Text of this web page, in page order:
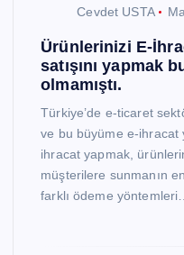
Cevdet USTA
Ürünlerinizi E-
satışını yapmak
olmamıştı.
Türkiye’de e-ticaret
ve bu büyüme e-ihracat
ihracat yapmak,
müşterilere sunmanın
farklı ödeme